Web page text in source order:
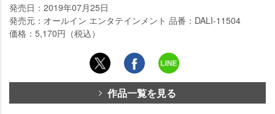
発売日：2019年07月25日
発売元：オールイン エンタテインメント 品番：DALI-11504
価格：5,170円（税込）
作品一覧を見る